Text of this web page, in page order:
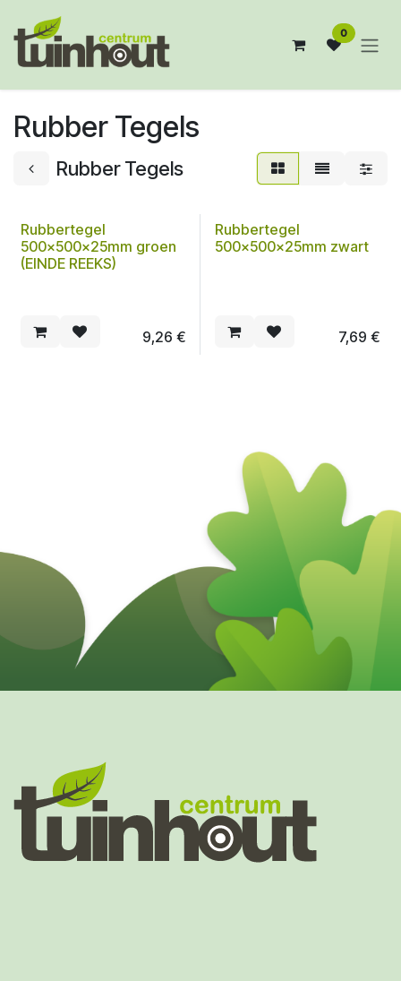
0
Rubber Tegels
Rubber Tegels
Rubbertegel
500x500x25mm groen
(EINDE REEKS)
9,26 €
Rubbertegel
500x500x25mm zwart
7,69 €